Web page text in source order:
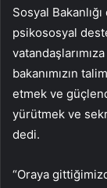
Sosyal
psikososyal
bakanımızın
etmek ve
yürütmek ve
dedi.
“Oraya